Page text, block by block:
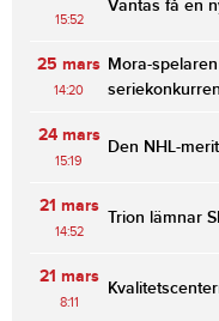
15:52
Väntas få en
25 mars
14:20
Mora-
24 mars
15:19
Den NHL-
21 mars
14:52
Trion lämnar
21 mars
8:11